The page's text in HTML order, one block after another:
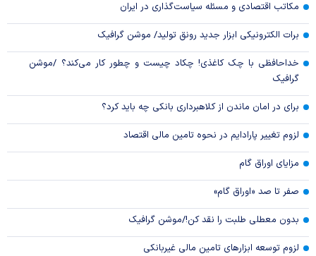
مکاتب اقتصادی و مسئله سیاست‌گذاری در ایران
برات الکترونیکی ابزار جدید رونق تولید/ موشن گرافیک
خداحافظی با چک کاغذی! چکاد چیست و چطور کار می‌کند؟ /موشن
گرافیک
برای در امان ماندن از کلاهبرداری بانکی چه باید کرد؟
لزوم تغییر پارادایم در نحوه تامین مالی اقتصاد
مزایای اوراق گام
صفر تا صد «اوراق گام»
بدون معطلی طلبت را نقد کن!/موشن گرافیک
لزوم توسعه ابزارهای تامین مالی غیربانکی